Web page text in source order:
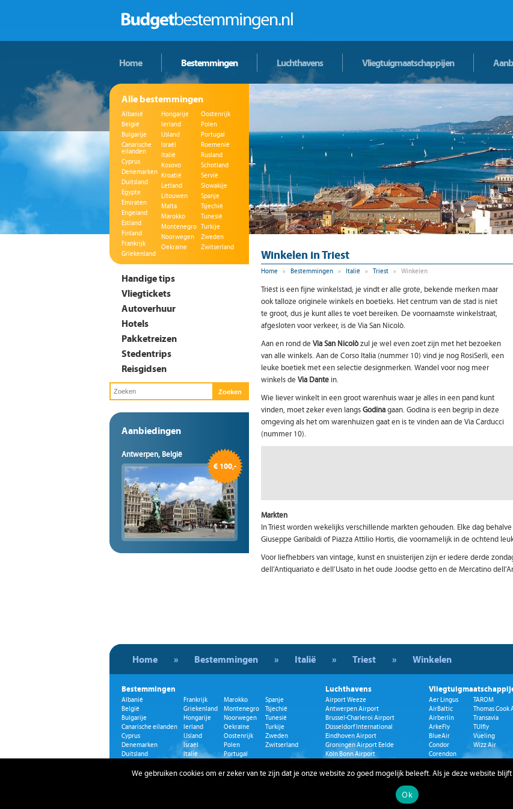
Home Bestemmingen Luchthavens Vliegtuigmaatschappijen
Alle bestemmingen
Albanië
België
Bulgarije
Canarische
eilanden
Cyprus
Denemarken
Duitsland
Egypte
Emiraten
Engeland
Estland
Finland
Frankrijk
Griekenland
Hongarije
Ierland
IJsland
Israël
Italië
Kosovo
Kroatië
Letland
Litouwen
Malta
Marokko
Montenegro
Noorwegen
Oekraïne
Oostenrijk
Polen
Portugal
Roemenië
Rusland
Schotland
Servië
Slowakije
Spanje
Tsjechië
Tunesië
Turkije
Zweden
Zwitserland
Handige tips
Vliegtickets
Autoverhuur
Hotels
Pakketreizen
Stedentrips
Reisgidsen
Aanbiedingen
Antwerpen, België
€ 100,-
Winkelen in Triest
Home » Bestemmingen » Italië » Triest » Winkelen
Triëst is een fijne winkelstad; je vindt er alle grote, bekende merken maar
ook talloze originele winkels en boetieks. Het centrum van de stad is niet
te groot, dus je kunt alles te voet bereiken. De voornaamste winkelstraat,
afgesloten voor verkeer, is de Via San Nicolò.
Aan en rond de Via San Nicolòzul je wel even zoet zijn met het bezoeken
van alle winkels. Aan de Corso Italia (nummer 10) vind je nog RosiSerli, een
leuke boetiek met een selectie designmerken. Wandel voor nog meer
winkels de Via Dante in.
Wie liever winkelt in een groot warenhuis waar je alles in een pand kunt
vinden, moet zeker even langsGodinagaan. Godina is een begrip in deze
omgeving als het om warenhuizen gaat en is te vinden aan de Via Carducci
(nummer 10).
Markten
In Triëst worden wekelijks verschillende markten gehouden. Elke dag
Giuseppe Garibaldi of Piazza Attilio Hortis, die voornamelijk in de ochtend
Voor liefhebbers van vintage, kunst en snuisterijen zijn er iedere derde
dell’Antiquariato e dell’Usato in het oude Joodse getto en de Mercatino
Home » Bestemmingen » Italië » Triest » Winkelen
Bestemmingen
Albanië
België
Bulgarije
Canarische eilanden
Cyprus
Denemarken
Duitsland
Emiraten
Frankrijk
Griekenland
Hongarije
Ierland
IJsland
Israël
Italië
Kroatië
Marokko
Montenegro
Noorwegen
Oekraïne
Oostenrijk
Polen
Portugal
Rusland
Spanje
Tsjechië
Tunesië
Turkije
Zweden
Zwitserland
Luchthavens
Airport Weeze
Antwerpen Airport
Brussel-Charleroi Airport
Düsseldorf International
Eindhoven Airport
Groningen Airport Eelde
Köln Bonn Airport
Rotterdam The Hague Airport
Vliegveld Münster Osnabrück
Aer Lingus
AirBaltic
Airberlin
ArkeFly
BlueAir
Condor
Corendon
Germanwings
TAROM
Thomas Cook
Transavia
TUIfly
Vueling
Wizz Air
We gebruiken cookies om er zeker van te zijn dat je onze website zo goed mogelijk beleeft. Als je deze website
Ok